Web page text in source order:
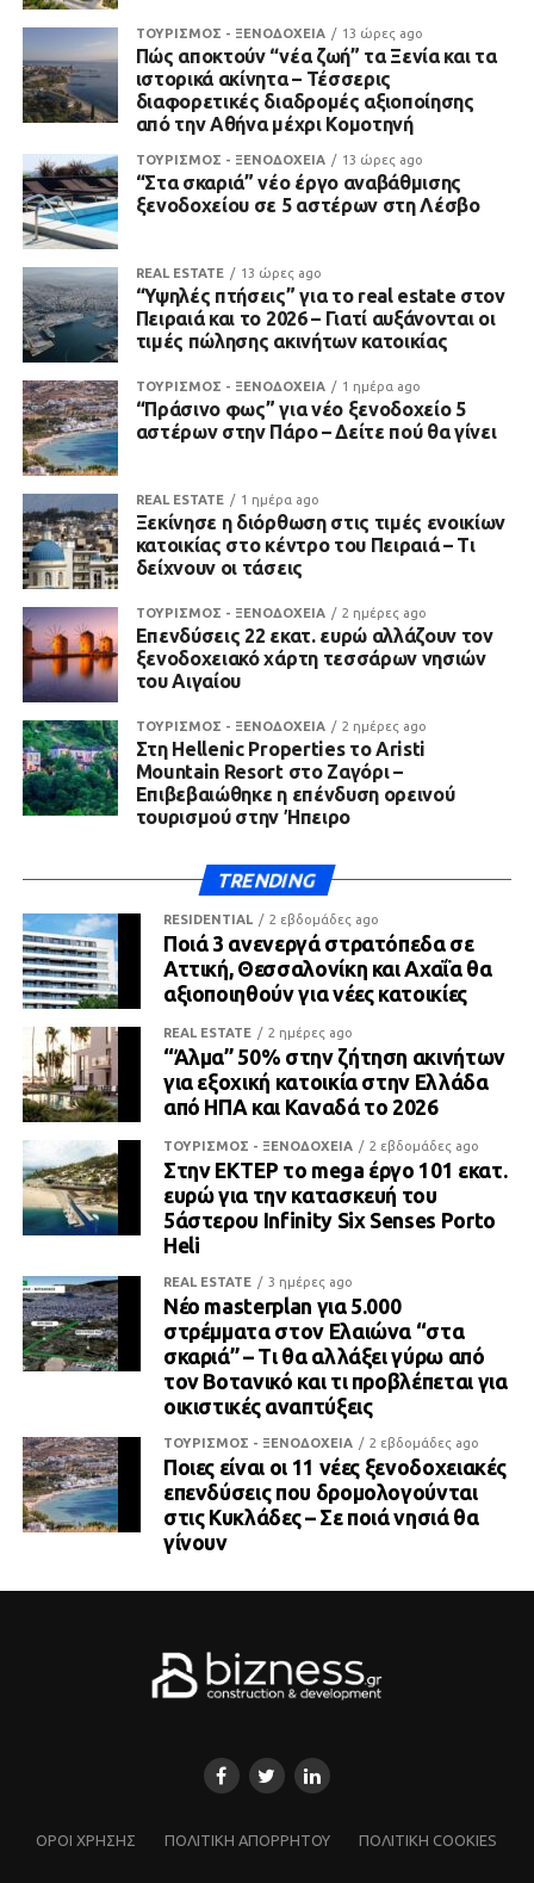
ΤΟΥΡΙΣΜΟΣ - ΞΕΝΟΔΟΧΕΙΑ 13 ώρες ago
Πώς αποκτούν “νέα ζωή” τα Ξενία και τα
ιστορικά ακίνητα – Τέσσερις
διαφορετικές διαδρομές αξιοποίησης
από την Αθήνα μέχρι Κομοτηνή
ΤΟΥΡΙΣΜΟΣ - ΞΕΝΟΔΟΧΕΙΑ 13 ώρες ago
“Στα σκαριά” νέο έργο αναβάθμισης
ξενοδοχείου σε 5 αστέρων στη Λέσβο
REAL ESTATE 13 ώρες ago
“Υψηλές πτήσεις” για το real estate στον
Πειραιά και το 2026 – Γιατί αυξάνονται οι
τιμές πώλησης ακινήτων κατοικίας
ΤΟΥΡΙΣΜΟΣ - ΞΕΝΟΔΟΧΕΙΑ 1 ημέρα ago
“Πράσινο φως” για νέο ξενοδοχείο 5
αστέρων στην Πάρο – Δείτε πού θα γίνει
REAL ESTATE 1 ημέρα ago
Ξεκίνησε η διόρθωση στις τιμές ενοικίων
κατοικίας στο κέντρο του Πειραιά – Τι
δείχνουν οι τάσεις
ΤΟΥΡΙΣΜΟΣ - ΞΕΝΟΔΟΧΕΙΑ 2 ημέρες ago
Επενδύσεις 22 εκατ. ευρώ αλλάζουν τον
ξενοδοχειακό χάρτη τεσσάρων νησιών
του Αιγαίου
ΤΟΥΡΙΣΜΟΣ - ΞΕΝΟΔΟΧΕΙΑ 2 ημέρες ago
Στη Hellenic Properties το Aristi
Mountain Resort στο Ζαγόρι –
Επιβεβαιώθηκε η επένδυση ορεινού
τουρισμού στην Ήπειρο
TRENDING
RESIDENTIAL 2 εβδομάδες ago
Ποιά 3 ανενεργά στρατόπεδα σε
Αττική, Θεσσαλονίκη και Αχαΐα θα
αξιοποιηθούν για νέες κατοικίες
REAL ESTATE 2 ημέρες ago
“Άλμα” 50% στην ζήτηση ακινήτων
για εξοχική κατοικία στην Ελλάδα
από ΗΠΑ και Καναδά το 2026
ΤΟΥΡΙΣΜΟΣ - ΞΕΝΟΔΟΧΕΙΑ 2 εβδομάδες ago
Στην ΕΚΤΕΡ το mega έργο 101 εκατ.
ευρώ για την κατασκευή του
5άστερου Infinity Six Senses Porto
Heli
REAL ESTATE 3 ημέρες ago
Νέο masterplan για 5.000
στρέμματα στον Ελαιώνα “στα
σκαριά” – Τι θα αλλάξει γύρω από
τον Βοτανικό και τι προβλέπεται για
οικιστικές αναπτύξεις
ΤΟΥΡΙΣΜΟΣ - ΞΕΝΟΔΟΧΕΙΑ 2 εβδομάδες ago
Ποιες είναι οι 11 νέες ξενοδοχειακές
επενδύσεις που δρομολογούνται
στις Κυκλάδες – Σε ποιά νησιά θα
γίνουν
ΌΡΟΙ ΧΡΗΣΗΣ ΠΟΛΙΤΙΚΗ ΑΠΟΡΡΗΤΟΥ ΠΟΛΙΤΙΚΗ COOKIES